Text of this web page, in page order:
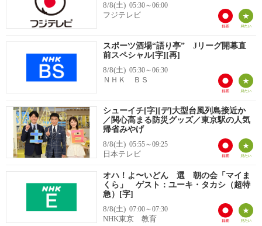
8/8(土) 05:30～06:00
フジテレビ
スポーツ酒場“語り亭” Jリーグ開幕直
前スペシャル[字][再]
8/8(土) 05:30～06:30
ＮＨＫ ＢＳ
シューイチ[字][デ]大型台風列島接近か
／関心高まる防災グッズ／東京駅の人気
帰省みやげ
8/8(土) 05:55～09:25
日本テレビ
オハ！よ〜いどん 選 朝の会「マイま
くら」 ゲスト：ユーキ・タカシ（超特
急）[字]
8/8(土) 07:00～07:30
NHK東京 教育